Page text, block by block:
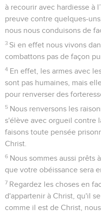
à recourir avec hardiesse à
preuve contre quelques-
nous nous conduisons de
3 Si en effet nous vivons
combattons pas de façon
4 En effet, les armes avec
sont pas humaines, mais
pour renverser des
5 Nous renversons les
s'élève avec orgueil contre
faisons toute pensée
Christ.
6 Nous sommes aussi prêts
que votre obéissance sera
7 Regardez les choses en
d'appartenir à Christ, qu'il
comme il est de Christ,